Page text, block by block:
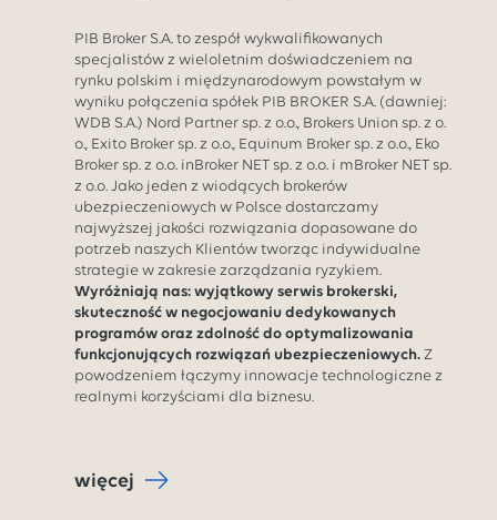
PIB Broker S.A. to zespół wykwalifikowanych
specjalistów z wieloletnim doświadczeniem na
rynku polskim i międzynarodowym powstałym w
wyniku połączenia spółek PIB BROKER S.A. (dawniej:
WDB S.A.) Nord Partner sp. z o.o., Brokers Union sp. z o.
o., Exito Broker sp. z o.o., Equinum Broker sp. z o.o., Eko
Broker sp. z o.o. inBroker NET sp. z o.o. i mBroker NET sp.
z o.o. Jako jeden z wiodących brokerów
ubezpieczeniowych w Polsce dostarczamy
najwyższej jakości rozwiązania dopasowane do
potrzeb naszych Klientów tworząc indywidualne
strategie w zakresie zarządzania ryzykiem.
Wyróżniają nas: wyjątkowy serwis brokerski,
skuteczność w negocjowaniu dedykowanych
programów oraz zdolność do optymalizowania
funkcjonujących rozwiązań ubezpieczeniowych. Z
powodzeniem łączymy innowacje technologiczne z
realnymi korzyściami dla biznesu.
więcej